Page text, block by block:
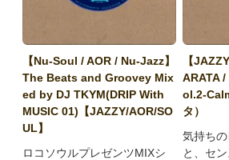
【Nu-Soul / AOR / Nu-Jazz】
The Beats and Groovey Mix
ed by DJ TKYM(DRIP With
MUSIC 01)【JAZZY/AOR/SO
UL】
ロコソウルプレゼンツMIXシ
【
ARATA
ol.2-
タ）
気持ち
と、セ